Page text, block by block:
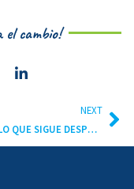
cambio!
NEXT
¿QUÉ ES LO QUE SIGUE DESPUÉS DE LA HUELGA MUNDIAL POR EL CLIMA?